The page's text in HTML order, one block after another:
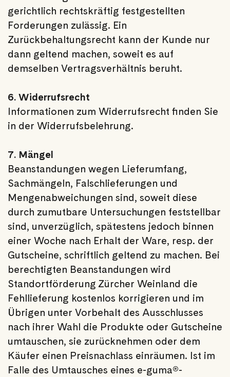
gerichtlich rechtskräftig festgestellten
Forderungen zulässig. Ein
Zurückbehaltungsrecht kann der Kunde nur
dann geltend machen, soweit es auf
demselben Vertragsverhältnis beruht.
6. Widerrufsrecht
Informationen zum Widerrufsrecht finden Sie
in der Widerrufsbelehrung.
7. Mängel
Beanstandungen wegen Lieferumfang,
Sachmängeln, Falschlieferungen und
Mengenabweichungen sind, soweit diese
durch zumutbare Untersuchungen feststellbar
sind, unverzüglich, spätestens jedoch binnen
einer Woche nach Erhalt der Ware, resp. der
Gutscheine, schriftlich geltend zu machen. Bei
berechtigten Beanstandungen wird
Standortförderung Zürcher Weinland die
Fehllieferung kostenlos korrigieren und im
Übrigen unter Vorbehalt des Ausschlusses
nach ihrer Wahl die Produkte oder Gutscheine
umtauschen, sie zurücknehmen oder dem
Käufer einen Preisnachlass einräumen. Ist im
Falle des Umtausches eines e-guma®-